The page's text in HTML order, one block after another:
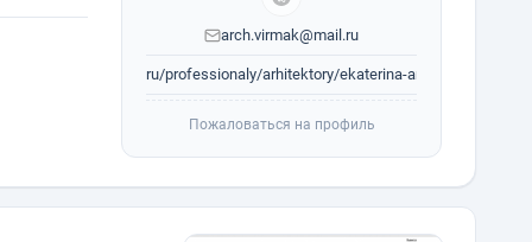
arch.virmak@mail.ru
www.houzz.ru/professionaly/arhitektory/ekaterina-architect-pfvwr...
Пожаловаться на профиль